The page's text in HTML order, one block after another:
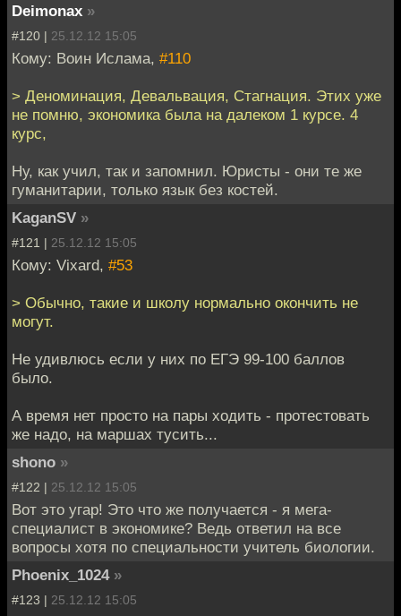
Deimonax »
#120 | 25.12.12 15:05
Кому: Воин Ислама, #110
> Деноминация, Девальвация, Стагнация. Этих уже
не помню, экономика была на далеком 1 курсе. 4
курс,
Ну, как учил, так и запомнил. Юристы - они те же
гуманитарии, только язык без костей.
KaganSV »
#121 | 25.12.12 15:05
Кому: Vixard, #53
> Обычно, такие и школу нормально окончить не
могут.
Не удивлюсь если у них по ЕГЭ 99-100 баллов
было.
А время нет просто на пары ходить - протестовать
же надо, на маршах тусить...
shono »
#122 | 25.12.12 15:05
Вот это угар! Это что же получается - я мега-
специалист в экономике? Ведь ответил на все
вопросы хотя по специальности учитель биологии.
Phoenix_1024 »
#123 | 25.12.12 15:05